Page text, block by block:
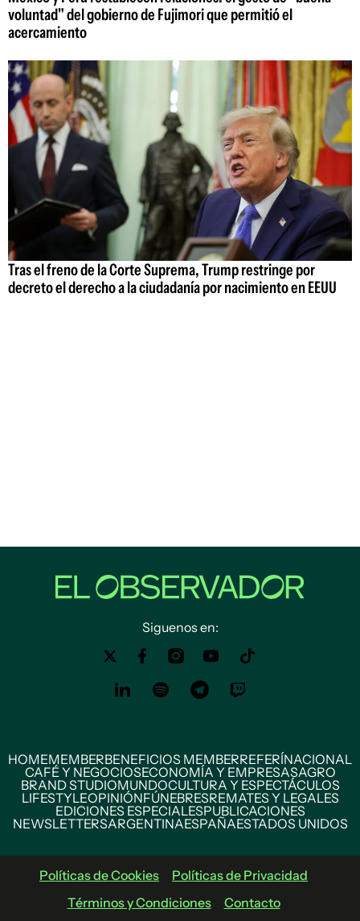
voluntad" del gobierno de Fujimori que permitió el
acercamiento
Tras el freno de la Corte Suprema, Trump restringe por
decreto el derecho a la ciudadanía por nacimiento en EEUU
Siguenos en:
HOMEMEMBERBENEFICIOS MEMBERREFERÍNACIONAL
CAFÉ Y NEGOCIOSECONOMÍA Y EMPRESASAGRO
BRAND STUDIOMUNDOCULTURA Y ESPECTÁCULOS
LIFESTYLEOPINIÓNFÚNEBRESREMATES Y LEGALES
EDICIONES ESPECIALESPUBLICACIONES
NEWSLETTERSARGENTINAESPAÑAESTADOS UNIDOS
Políticas de Cookies
Políticas de Privacidad
Términos y Condiciones
Contacto